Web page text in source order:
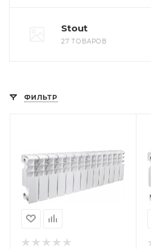
Stout
27 ТОВАРОВ
ФИЛЬТР